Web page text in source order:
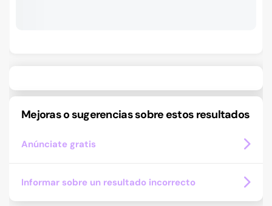
Mejoras o sugerencias sobre estos resultados
Anúnciate gratis
Informar sobre un resultado incorrecto